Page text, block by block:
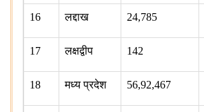
16 लद्दाख 24,785
17 लक्षद्वीप 142
18 मध्य प्रदेश 56,92,467